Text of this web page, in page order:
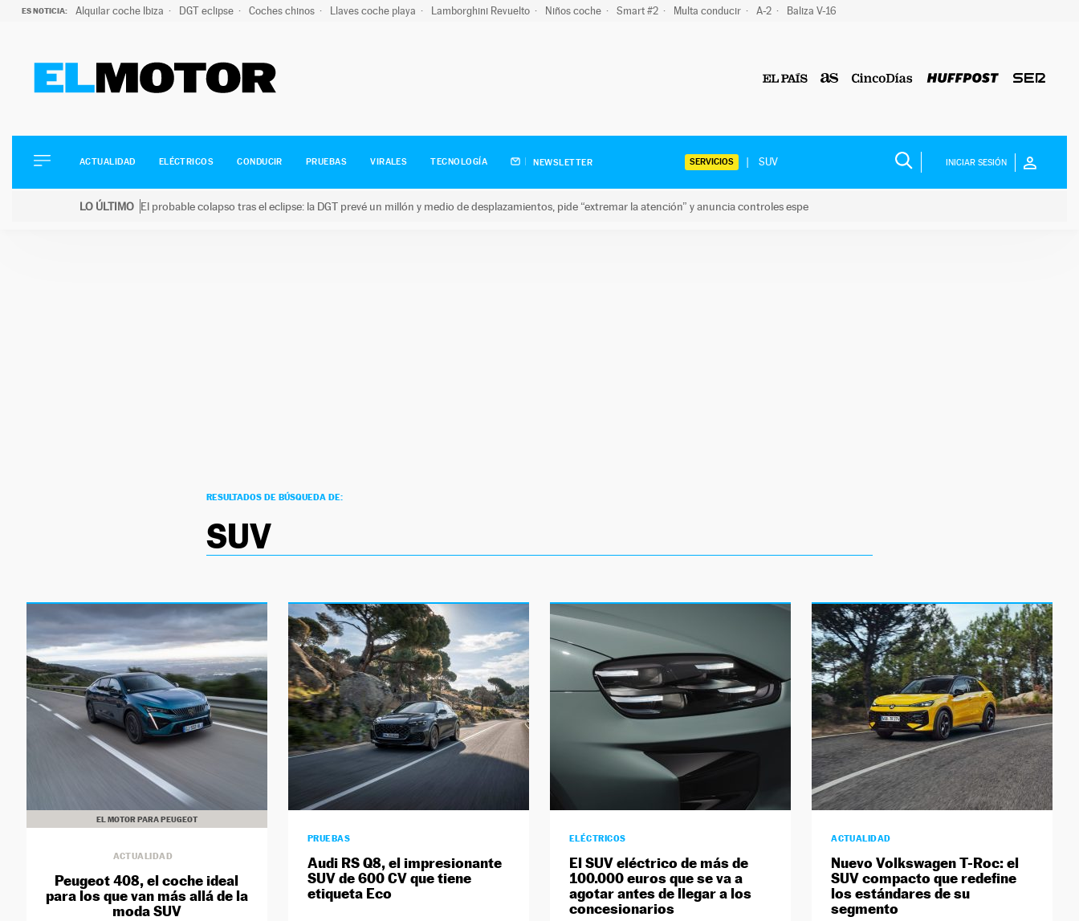
ES NOTICIA: Alquilar coche Ibiza DGT eclipse Coches chinos Llaves coche playa Lamborghini Revuelto Niños coche Smart #2 Multa conducir A-2 Baliza V-16
ELÉCTRICOS
CONDUCIR
ACTUALIDAD ELÉCTRICOS CONDUCIR PRUEBAS VIRALES TECNOLOGÍA NEWSLETTER SERVICIOS INICIAR SESIÓN
LO ÚLTIMO El probable colapso tras el eclipse: la DGT prevé un millón y medio de desplazamientos, pide “extremar la atención” y anuncia controles espe
RESULTADOS DE BÚSQUEDA DE:
SUV
EL MOTOR PARA PEUGEOT
ACTUALIDAD
Peugeot 408, el coche ideal
para los que van más allá de la
moda SUV
PRUEBAS
Audi RS Q8, el impresionante
SUV de 600 CV que tiene
etiqueta Eco
ELÉCTRICOS
El SUV eléctrico de más de
100.000 euros que se va a
agotar antes de llegar a los
concesionarios
ACTUALIDAD
Nuevo Volkswagen T-Roc: el
SUV compacto que redefine
los estándares de su
segmento